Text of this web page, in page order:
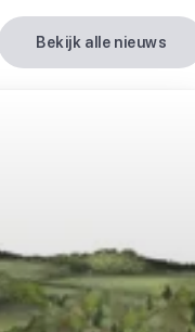
bekijk alle nieuws